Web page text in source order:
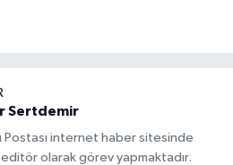
Sertdemir
Postası internet haber sitesinde
olarak görev yapmaktadır.